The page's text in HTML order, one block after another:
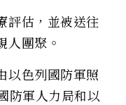
評估，並被送往
人團聚。
以色列國防軍照
防軍人力局和以